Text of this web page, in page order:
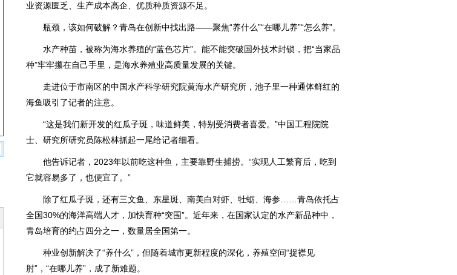
业资源匮乏、生产成本高企、优质种质资源不足。
瓶颈，该如何破解？青岛在创新中找出路——聚焦“养什么”“在哪儿养”“怎么养”。
水产种苗，被称为海水养殖的“蓝色芯片”。能不能突破国外技术封锁，把“当家品
种”牢牢攥在自己手里，是海水养殖业高质量发展的关键。
走进位于市南区的中国水产科学研究院黄海水产研究所，池子里一种通体鲜红的
海鱼吸引了记者的注意。
“这是我们新开发的红瓜子斑，味道鲜美，特别受消费者喜爱。”中国工程院院
士、研究所研究员陈松林抓起一尾给记者细看。
他告诉记者，2023年以前吃这种鱼，主要靠野生捕捞。“实现人工繁育后，吃到
它就容易多了，也便宜了。”
除了红瓜子斑，还有三文鱼、东星斑、南美白对虾、牡蛎、海参……青岛依托占
全国30%的海洋高端人才，加快育种“突围”。近年来，在国家认定的水产新品种中，
青岛培育的约占四分之一，数量居全国第一。
种业创新解决了“养什么”，但随着城市更新程度的深化，养殖空间“捉襟见
肘”，“在哪儿养”，成了新难题。